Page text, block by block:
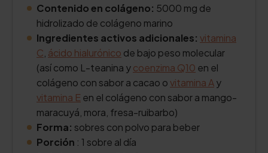
Contenido en colágeno: 5000 mg de
hidrolizado de colágeno marino
Ingredientes activos adicionales: vitamina
C ácido hialurónico de bajo peso molecular
(así como L-teanina ycoenzima Q10 en el
colágeno con sabor a cacao ovitamina Ay
vitamina E en el colágeno con sabor a mango-
maracuyá, mora, fresa-ruibarbo)
Forma: sobres con polvo para beber
Porción : 1 sobre al día